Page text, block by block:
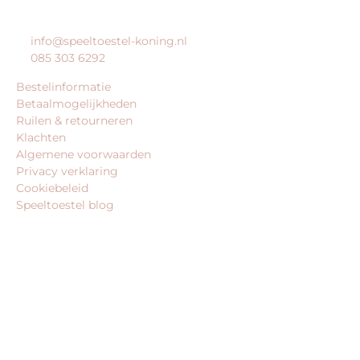
info@speeltoestel-koning.nl
085 303 6292
Bestelinformatie
Betaalmogelijkheden
Ruilen & retourneren
Klachten
Algemene voorwaarden
Privacy verklaring
Cookiebeleid
Speeltoestel blog